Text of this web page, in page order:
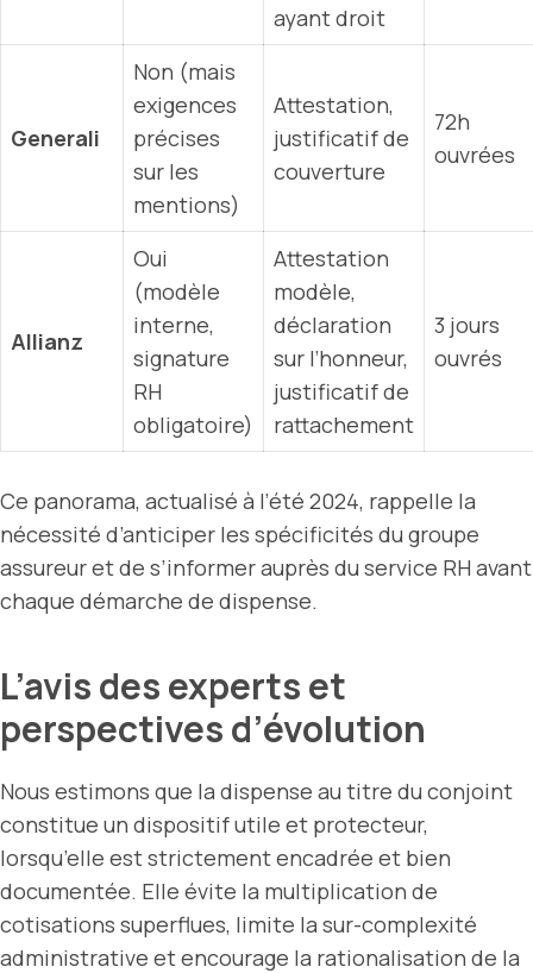
ayant droit
Generali
Non (mais
exigences
précises
sur les
mentions)
Attestation,
justificatif de
couverture
72h
ouvrées
Allianz
Oui
(modèle
interne,
signature
RH
obligatoire)
Attestation
modèle,
déclaration
sur l’honneur,
justificatif de
rattachement
3 jours
ouvrés
Ce panorama, actualisé à l’été 2024, rappelle la
nécessité d’anticiper les spécificités du groupe
assureur et de s’informer auprès du service RH avant
chaque démarche de dispense.
L’avis des experts et
perspectives d’évolution
Nous estimons que la dispense au titre du conjoint
constitue un dispositif utile et protecteur,
lorsqu’elle est strictement encadrée et bien
documentée. Elle évite la multiplication de
cotisations superflues, limite la sur-complexité
administrative et encourage la rationalisation de la